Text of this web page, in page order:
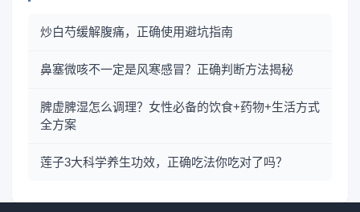
炒白芍缓解腹痛，正确使用避坑指南
鼻塞微咳不一定是风寒感冒？正确判断方法揭秘
脾虚脾湿怎么调理？女性必备的饮食+药物+生活方式
全方案
莲子3大科学养生功效，正确吃法你吃对了吗？